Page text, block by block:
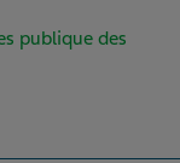
publique des